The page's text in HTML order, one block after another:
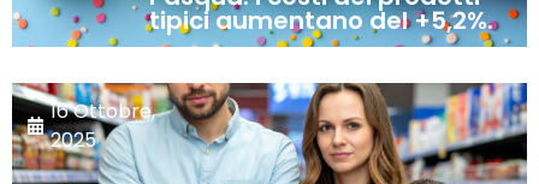
tipici aumentano del +5,2%.
16 Ottobre,
2025